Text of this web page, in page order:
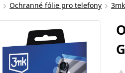
Ochranné fólie pro telefony 3mk